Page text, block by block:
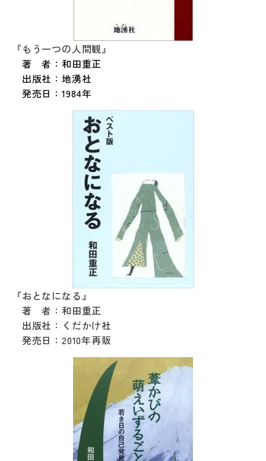
『もう一つの人間観』
著 者：和田重正
出版社：地湧社
発売日：1984年
『おとなになる』
著 者：和田重正
出版社：くだかけ社
発売日：2010年再販